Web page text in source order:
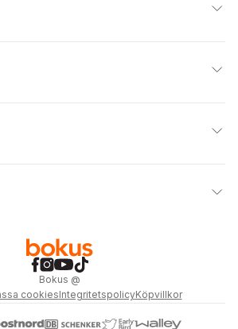
Bokus @
cookiesIntegritetspolicyKöpvillkor